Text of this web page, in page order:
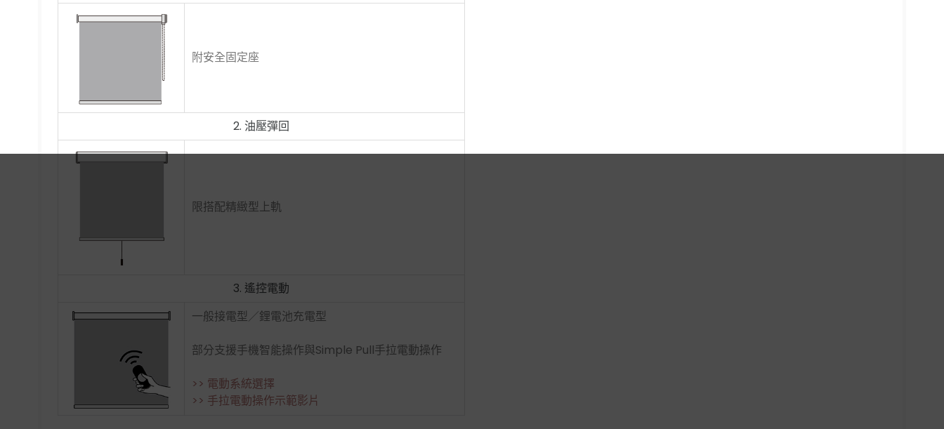
附安全固定座
2. 油壓彈回
限搭配精緻型上軌
3. 遙控電動
一般接電型／鋰電池充電型
部分支援手機智能操作與Simple Pull手拉電動操作
>> 電動系統選擇
>> 手拉電動操作示範影片